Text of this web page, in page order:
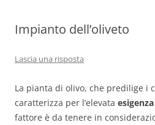
Impianto dell’oliveto
Lascia una risposta
La pianta di olivo, che predilige i
caratterizza per l’elevata
fattore è da tenere in